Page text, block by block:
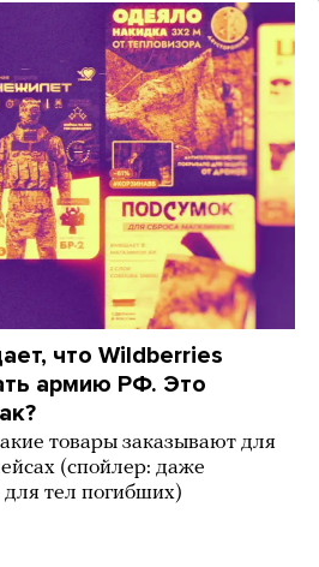
что Wildberries
армию РФ. Это
товары заказывают для
(спойлер: даже
тел погибших)